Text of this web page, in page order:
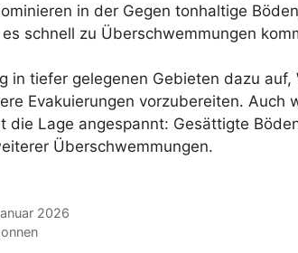
in der Gegen tonhaltige
schnell zu Überschwemmungen
in tiefer gelegenen Gebieten dazu auf,
Evakuierungen vorzubereiten. Auch
die Lage angespannt: Gesättigte
Überschwemmungen.
2026